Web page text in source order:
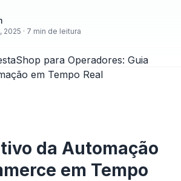
· 7 min de leitura
da Automação
em Tempo